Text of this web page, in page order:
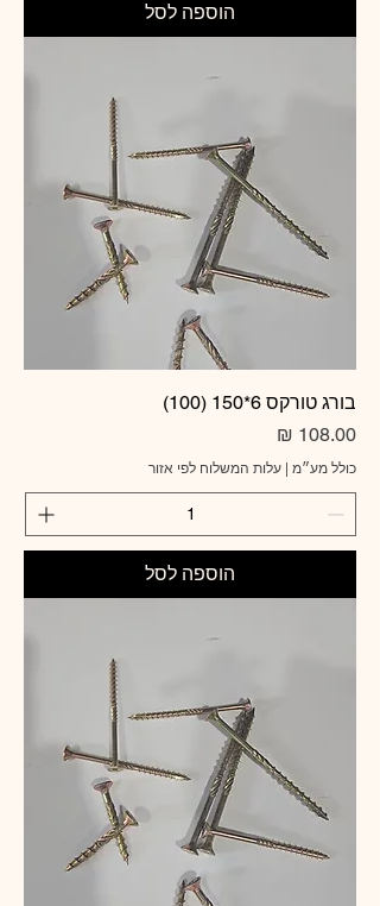
הוספה לסל
בורג טורקס 6*150 (100)
מחיר
כולל מע״מ עלות המשלוח לפי אזור
הוספה לסל